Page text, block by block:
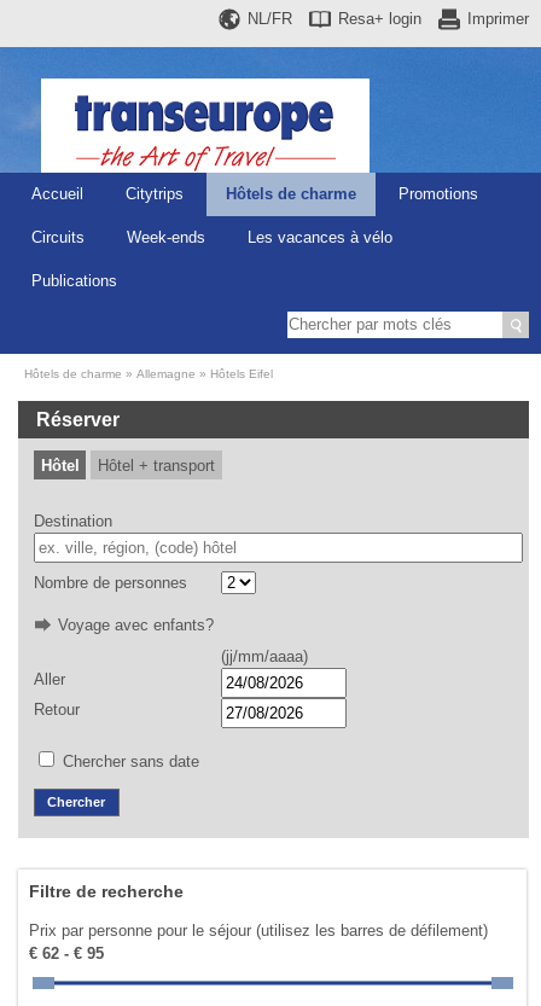
Imprimer
Resa+ login
NL/FR
Accueil Citytrips Hôtels de charme Promotions
Circuits Week-ends Les vacances à vélo
Publications
Hôtels de charme Allemagne Hôtels Eifel
Réserver
Hôtel Hôtel + transport
Destination
Nombre de personnes
Voyage avec enfants?
(jj/mm/aaaa)
Aller
Retour
Chercher sans date
Filtre de recherche
Prix par personne pour le séjour (utilisez les barres de défilement)
€ 62 - € 95